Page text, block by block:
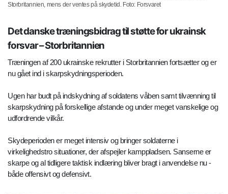
Storbritannien, mens der ventes på skydetid. Foto: Forsvaret
Det danske træningsbidrag til støtte for ukrainsk
forsvar – Storbritannien
Træningen af 200 ukrainske rekrutter i Storbritannien fortsætter og er
nu gået ind i skarpskydningsperioden.
Ugen har budt på indskydning af soldatens våben samt tilvænning til
skarpskydning på forskellige afstande og under meget vanskelige og
udfordrende vilkår.
Skydeperioden er meget intensiv og bringer soldaterne i
virkelighedstro situationer, der afspejler kamppladsen. Sanserne er
skarpe og al tidligere taktisk indlæring bliver bragt i anvendelse nu -
både offensivt og defensivt.